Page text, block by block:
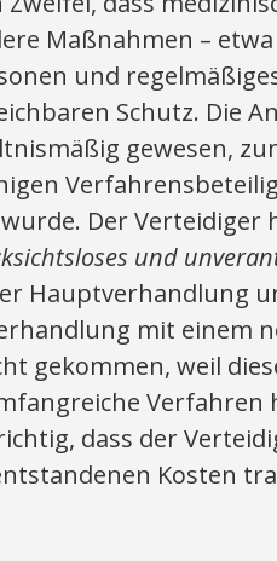
Maßnahmen –
und
Schutz. Die
gewesen,
Der Verteidiger
und
Hauptverhandlung
mit einem
gekommen, weil
Verfahren
dass der
Kosten